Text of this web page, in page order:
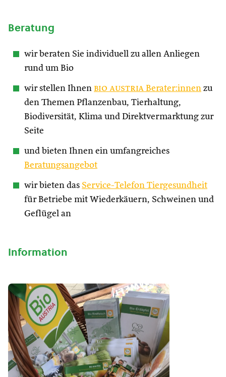
Beratung
wir beraten Sie individuell zu allen Anliegen
rund um Bio
wir stellen Ihnen bio austria Berater:innen zu
den Themen Pflanzenbau, Tierhaltung,
Biodiversität, Klima und Direktvermarktung zur
Seite
und bieten Ihnen ein umfangreiches
Beratungsangebot
wir bieten das Service-Telefon Tiergesundheit
für Betriebe mit Wiederkäuern, Schweinen und
Geflügel an
Information